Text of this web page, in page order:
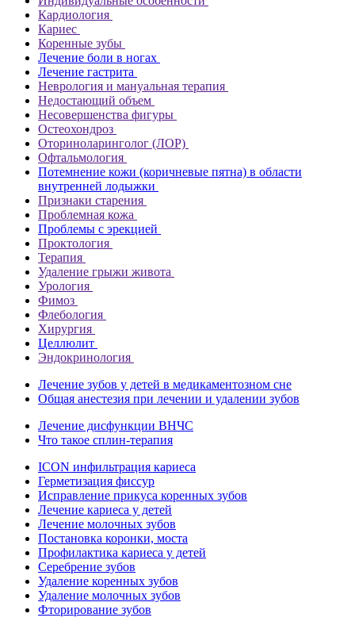
Кардиология
Кариес
Коренные зубы
Лечение боли в ногах
Лечение гастрита
Неврология и мануальная терапия
Недостающий объем
Несовершенства фигуры
Остеохондроз
Оториноларинголог (ЛОР)
Офтальмология
Потемнение кожи (коричневые пятна) в области
внутренней лодыжки
Признаки старения
Проблемная кожа
Проблемы с эрекцией
Проктология
Терапия
Удаление грыжи живота
Урология
Фимоз
Флебология
Хирургия
Целлюлит
Эндокринология
Лечение зубов у детей в медикаментозном сне
Общая анестезия при лечении и удалении зубов
Лечение дисфункции ВНЧС
Что такое сплин-терапия
ICON инфильтрация кариеса
Герметизация фиссур
Исправление прикуса коренных зубов
Лечение кариеса у детей
Лечение молочных зубов
Постановка коронки, моста
Профилактика кариеса у детей
Серебрение зубов
Удаление коренных зубов
Удаление молочных зубов
Фторирование зубов